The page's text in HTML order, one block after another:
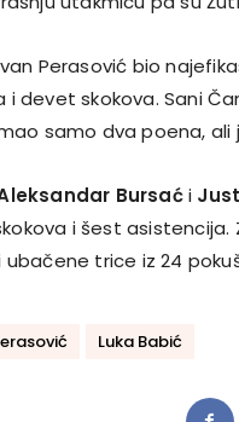
Perasović bio
i devet skokova. Sani
samo dva poena,
Bursaći
i šest asistencija.
trice iz 24
Luka Babić